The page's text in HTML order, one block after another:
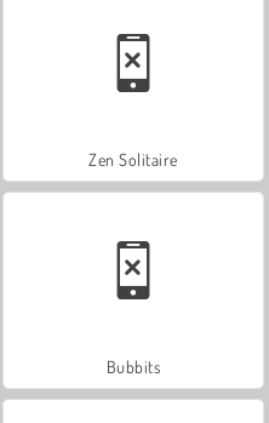
Zen Solitaire
Bubbits